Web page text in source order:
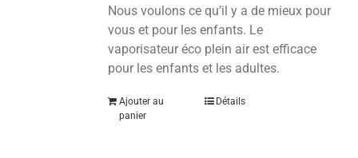
Nous voulons ce qu’il y a de mieux pour
vous et pour les enfants. Le
vaporisateur éco plein air est efficace
pour les enfants et les adultes.
Ajouter au
panier
Détails